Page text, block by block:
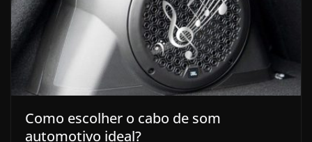
Como escolher o cabo de som
automotivo ideal?